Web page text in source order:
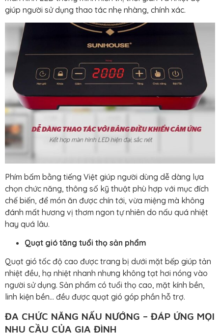
giúp người sử dụng thao tác nhẹ nhàng, chính xác.
Phím bấm bằng tiếng Việt giúp người dùng dễ dàng lựa
chọn chức năng, thông số kỹ thuật phù hợp với mục đích
chế biến, để món ăn được chín tới, vừa miệng mà không
đánh mất hương vị thơm ngon tự nhiên do nấu quá nhiệt
hay quá lâu.
Quạt gió tăng tuổi thọ sản phẩm
Quạt gió tốc độ cao được trang bị dưới mặt bếp giúp tản
nhiệt đều, hạ nhiệt nhanh nhưng không tạt hơi nóng vào
người sử dụng. Sản phẩm có tuổi thọ cao, mặt kính bền,
linh kiện bền… đều được quạt gió góp phần hỗ trợ.
ĐA CHỨC NĂNG NẤU NƯỚNG – ĐÁP ỨNG MỌI
NHU CẦU CỦA GIA ĐÌNH